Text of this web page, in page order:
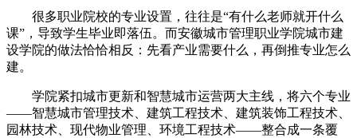
很多职业院校的专业设置，往往是“有什么老师就开什么
课”，导致学生毕业即落伍。而安徽城市管理职业学院城市建
设学院的做法恰恰相反：先看产业需要什么，再倒推专业怎么
建。
学院紧扣城市更新和智慧城市运营两大主线，将六个专业
——智慧城市管理技术、建筑工程技术、建筑装饰工程技术、
园林技术、现代物业管理、环境工程技术——整合成一条覆